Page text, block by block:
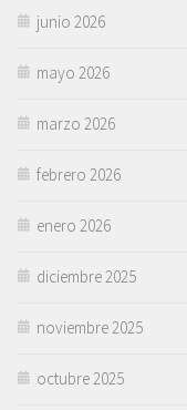
junio 2026
mayo 2026
marzo 2026
febrero 2026
enero 2026
diciembre 2025
noviembre 2025
octubre 2025